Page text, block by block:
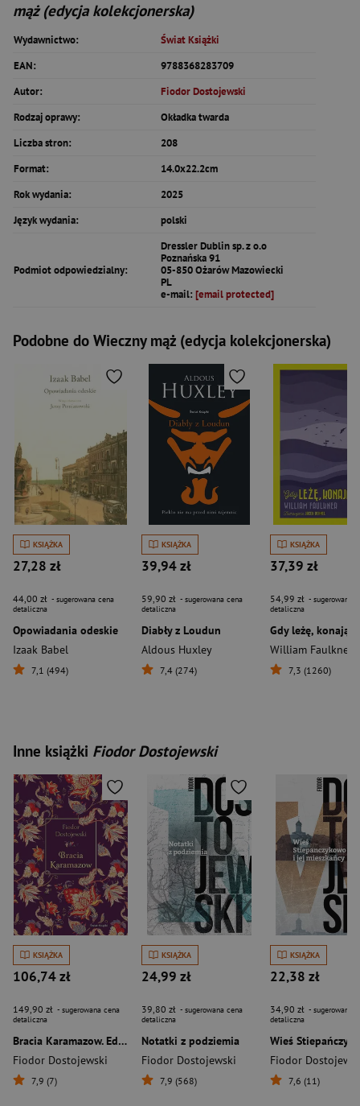
mąż (edycja kolekcjonerska)
Wydawnictwo:
Świat Książki
EAN:
9788368283709
Autor:
Fiodor Dostojewski
Rodzaj oprawy:
Okładka twarda
Liczba stron:
208
Format:
14.0x22.2cm
Rok wydania:
2025
Język wydania:
polski
Podmiot odpowiedzialny:
Dressler Dublin sp. z o.o
Poznańska 91
05-850 Ożarów Mazowiecki
PL
e-mail: [email protected]
Podobne do Wieczny mąż (edycja kolekcjonerska)
KSIĄŻKA
27,28 zł
44,00 zł - sugerowana cena
detaliczna
Opowiadania odeskie
Izaak Babel
7,1 (494)
KSIĄŻKA
39,94 zł
59,90 zł - sugerowana cena
detaliczna
Diabły z Loudun
Aldous Huxley
7,4 (274)
KSIĄŻKA
37,39 zł
54,99 zł - sugerowana
detaliczna
Gdy leżę, konając
William Faulkner
7,3 (1260)
Inne książki Fiodor Dostojewski
KSIĄŻKA
106,74 zł
149,90 zł - sugerowana cena
detaliczna
Bracia Karamazow. Edycja elegancka
Fiodor Dostojewski
7,9 (7)
KSIĄŻKA
24,99 zł
39,80 zł - sugerowana cena
detaliczna
Notatki z podziemia
Fiodor Dostojewski
7,9 (568)
KSIĄŻKA
22,38 zł
34,90 zł - sugerowana
detaliczna
Fiodor
7,6 (11)